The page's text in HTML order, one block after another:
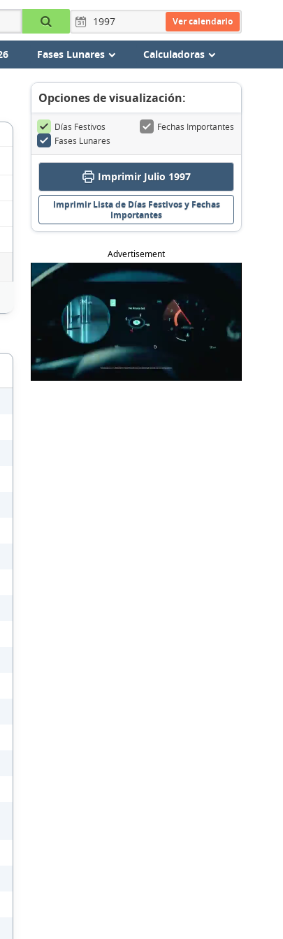
Ver calendario
Fases Lunares Calculadoras
Opciones de visualización:
Días Festivos
Fechas Importantes
Fases Lunares
Imprimir Julio 1997
Imprimir Lista de Días Festivos y Fechas
Importantes
Advertisement